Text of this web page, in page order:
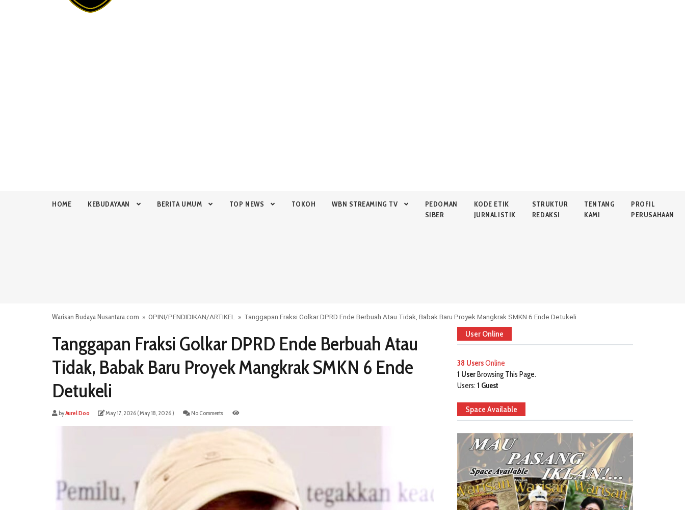
HOME KEBUDAYAAN BERITA UMUM TOP NEWS TOKOH WBN STREAMING TV
PEDOMAN
SIBER
KODE ETIK
JURNALISTIK
STRUKTUR
REDAKSI
TENTANG
KAMI
PROFIL
PERUSAHAAN
Warisan Budaya Nusantara.com » OPINI/PENDIDIKAN/ARTIKEL » Tanggapan Fraksi Golkar DPRD Ende Berbuah Atau Tidak, Babak Baru Proyek Mangkrak SMKN 6 Ende Detukeli
Tanggapan Fraksi Golkar DPRD Ende Berbuah Atau
Tidak, Babak Baru Proyek Mangkrak SMKN 6 Ende
Detukeli
byAurel Doo May 17, 2026 ( May 18, 2026 ) No Comments
User Online
38 UsersOnline
1 UserBrowsing This Page.
Users: 1 Guest
Space Available